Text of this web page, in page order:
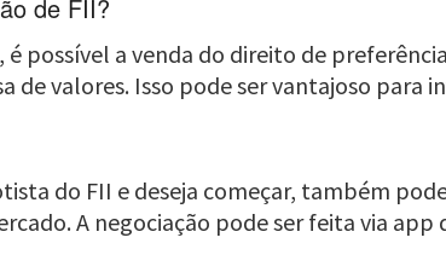
de FII?
possível a venda do direito de
de valores. Isso pode ser vantajoso para
do FII e deseja começar, também
A negociação pode ser feita via